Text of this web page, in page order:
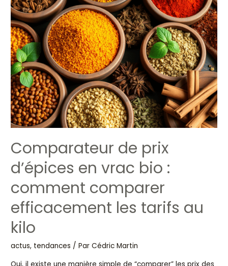
Comparateur de prix
d’épices en vrac bio :
comment comparer
efficacement les tarifs au
kilo
actus, tendances / ParCédric Martin
Oui, il existe une manière simple de “comparer” les prix des
prix
d’épices
en
vrac
bio
:
comment
comparer
efficacement
les
au